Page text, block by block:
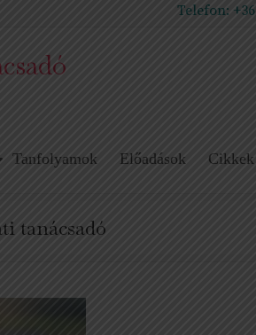
Telefon:
Tanfolyamok Előadások Cikkek
tanácsadó